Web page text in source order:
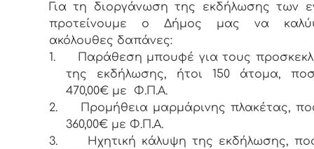
Για τη διοργάνωση της εκδήλωσης των
προτείνουμε ο Δήμος μας να
ακόλουθες δαπάνες:
1.
Παράθεση μπουφέ για τους
της εκδήλωσης, ήτοι 150 άτομα,
470,00€ με Φ.Π.Α.
2.
Προμήθεια μαρμάρινης πλακέτας,
360,00€ με Φ.Π.Α.
3.
Ηχητική κάλυψη της εκδήλωσης,